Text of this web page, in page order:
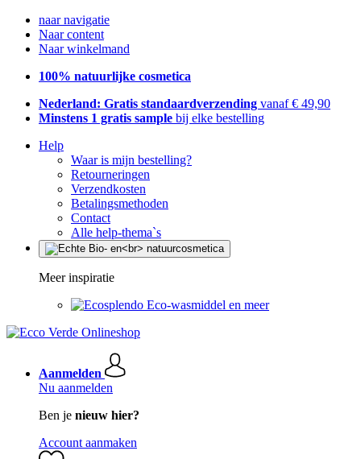
naar navigatie
Naar content
Naar winkelmand
100% natuurlijke cosmetica
Nederland: Gratis standaardverzending vanaf € 49,90
Minstens 1 gratis sample bij elke bestelling
Help
Waar is mijn bestelling?
Retourneringen
Verzendkosten
Betalingsmethoden
Contact
Alle help-thema`s
Meer inspiratie
Eco-wasmiddel en meer
Aanmelden
Nu aanmelden
Ben je nieuw hier?
Account aanmaken